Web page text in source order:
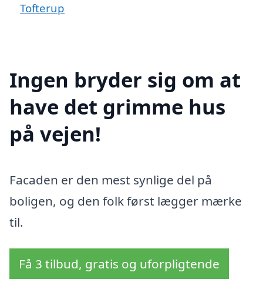
Tofterup
Ingen bryder sig om at
have det grimme hus
på vejen!
Facaden er den mest synlige del på
boligen, og den folk først lægger mærke
til.
Få 3 tilbud, gratis og uforpligtende